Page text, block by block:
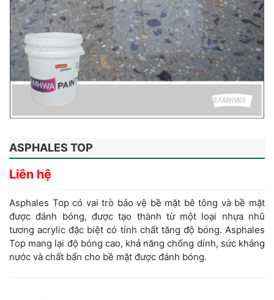
ASPHALES TOP
Liên hệ
Asphales Top có vai trò bảo vệ bề mặt bê tông và bề mặt
được đánh bóng, được tạo thành từ một loại nhựa nhũ
tương acrylic đặc biệt có tính chất tăng độ bóng. Asphales
Top mang lại độ bóng cao, khả năng chống dính, sức kháng
nước và chất bẩn cho bề mặt được đánh bóng.